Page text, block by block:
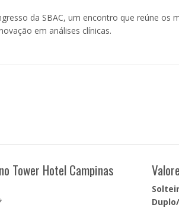
da SBAC, um encontro que reúne os
em análises clínicas.
Tower Hotel Campinas